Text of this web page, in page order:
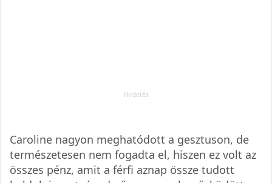
Caroline nagyon meghatódott a gesztuson, de
természetesen nem fogadta el, hiszen ez volt az
összes pénz, amit a férfi aznap össze tudott